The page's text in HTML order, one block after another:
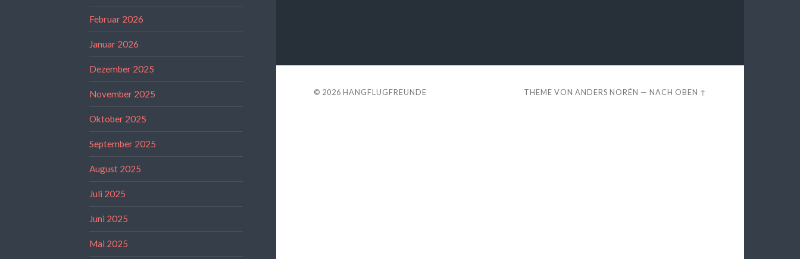
Februar 2026
Januar 2026
Dezember 2025
November 2025
Oktober 2025
September 2025
August 2025
Juli 2025
Juni 2025
Mai 2025
© 2026 HANGFLUGFREUNDE THEME VONANDERS NORÉN —NACH OBEN ↑